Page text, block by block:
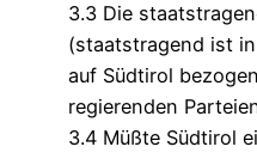
3.3 Die
(staatstragend ist
auf Südtirol
regierenden
3.4 Müßte Südtirol